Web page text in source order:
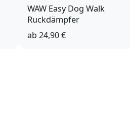
WAW Easy Dog Walk
Ruckdämpfer
ab 24,90 €